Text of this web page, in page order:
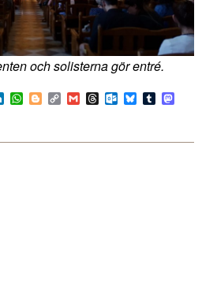
och solisterna gör entré.
LinkedIn
WhatsApp
BloggerCopy
Link
GmailThreadsOutlook.com
BlueskyTumblr